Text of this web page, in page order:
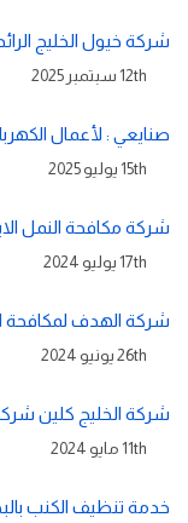
شركة خيول الخليج
12th سبتمبر 2025
صنايعي : لأعمال
15th يوليو 2025
شركة مكافحة النمل
17th يوليو 2024
شركة الهدف لمكافحة
26th يونيو 2024
شركة الخليج كلين
11th مايو 2024
خدمة تنظيف الكنب